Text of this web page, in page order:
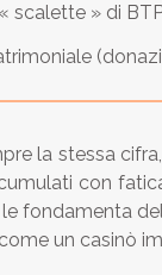
scalette » di
la stessa
con
le fondamenta
un casinò